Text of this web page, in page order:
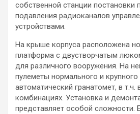
собственной станции постановки
подавления радиоканалов
устройствами.
На крыше корпуса расположена
платформа с двустворчатым
для различного вооружения. На
пулеметы нормального и крупного
автоматический гранатомет, в т.ч.
комбинациях. Установка и
представляет особой сложности.